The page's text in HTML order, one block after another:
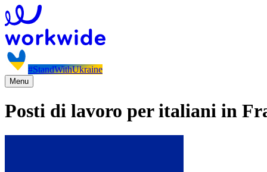
#StandWithUkraine
Menu
Posti di lavoro per italiani in